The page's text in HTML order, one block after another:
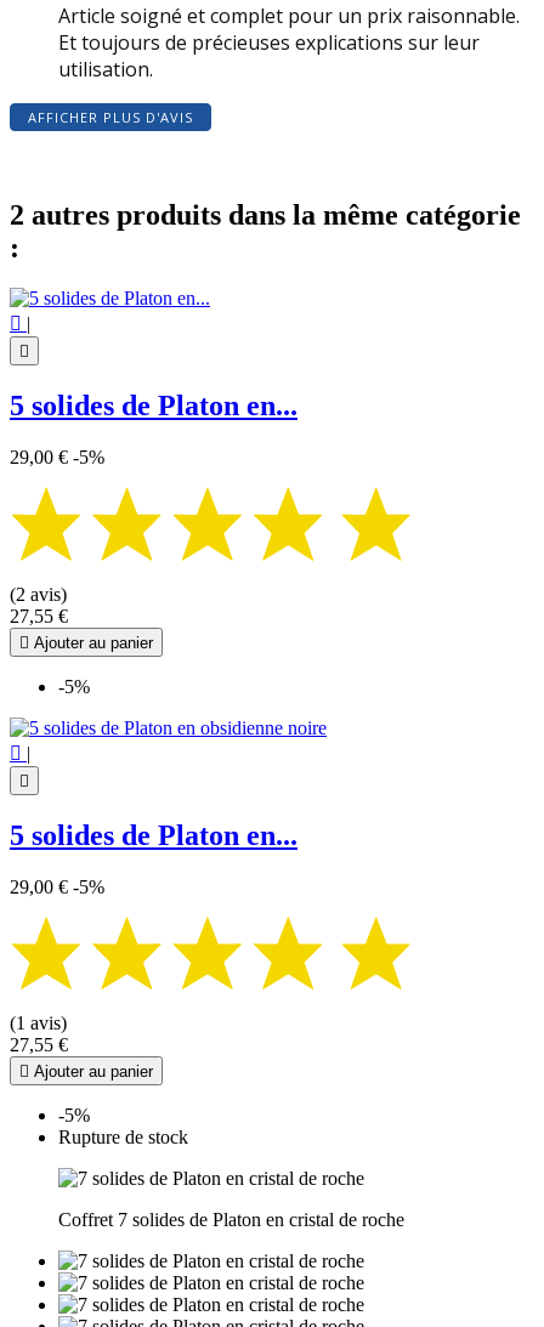
Article soigné et complet pour un prix raisonnable.
Et toujours de précieuses explications sur leur
utilisation.
AFFICHER PLUS D'AVIS
2 autres produits dans la même catégorie
:


5 solides de Platon en...
29,00 € -5%
(2 avis)
27,55 €
 Ajouter au panier
-5%
 |

5 solides de Platon en...
29,00 € -5%
(1 avis)
27,55 €
 Ajouter au panier
-5%
Rupture de stock
Coffret 7 solides de Platon en cristal de roche